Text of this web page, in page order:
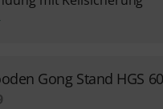
Gong Stand HGS 60